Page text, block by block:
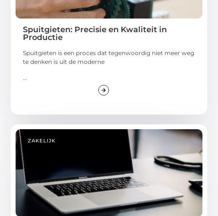
Spuitgieten: Precisie en Kwaliteit in
Productie
Spuitgieten is een proces dat tegenwoordig niet meer weg
te denken is uit de moderne
ZAKELIJK